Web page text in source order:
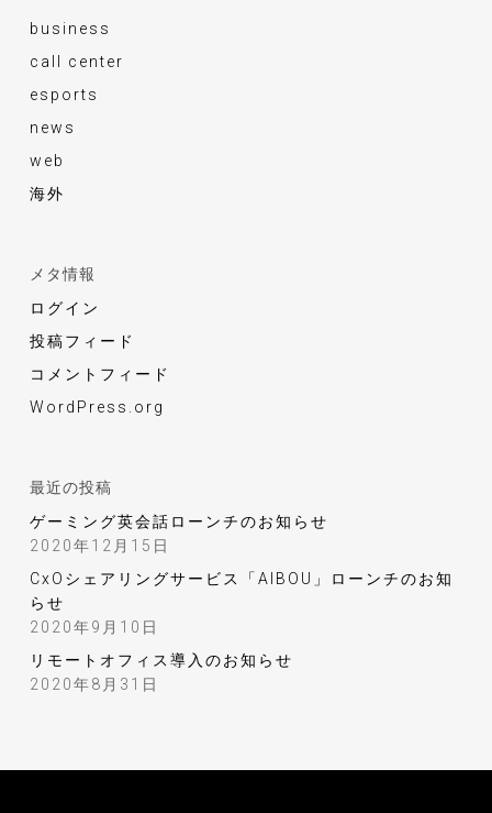
business
call center
esports
news
web
海外
メタ情報
ログイン
投稿フィード
コメントフィード
WordPress.org
最近の投稿
ゲーミング英会話ローンチのお知らせ
2020年12月15日
CxOシェアリングサービス「AIBOU」ローンチのお知
らせ
2020年9月10日
リモートオフィス導入のお知らせ
2020年8月31日